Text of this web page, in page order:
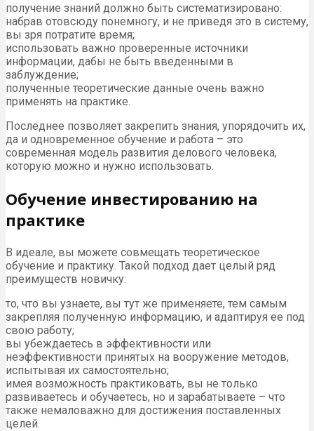
получение знаний должно быть систематизировано:
набрав отовсюду понемногу, и не приведя это в систему,
вы зря потратите время;
использовать важно проверенные источники
информации, дабы не быть введенными в
заблуждение;
полученные теоретические данные очень важно
применять на практике.
Последнее позволяет закрепить знания, упорядочить их,
да и одновременное обучение и работа – это
современная модель развития делового человека,
которую можно и нужно использовать.
Обучение инвестированию на
практике
В идеале, вы можете совмещать теоретическое
обучение и практику. Такой подход дает целый ряд
преимуществ новичку:
то, что вы узнаете, вы тут же применяете, тем самым
закрепляя полученную информацию, и адаптируя ее под
свою работу;
вы убеждаетесь в эффективности или
неэффективности принятых на вооружение методов,
испытывая их самостоятельно;
имея возможность практиковать, вы не только
развиваетесь и обучаетесь, но и зарабатываете – что
также немаловажно для достижения поставленных
целей.